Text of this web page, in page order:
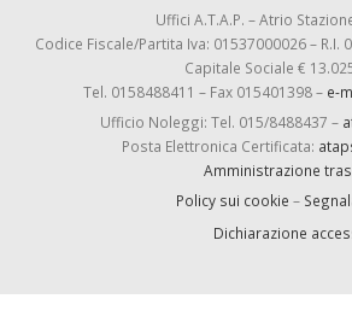
Uffici A.T.A.P. – Atrio
Codice Fiscale/Partita Iva: 01537000026 – R.I.
Capitale Sociale €
Tel. 0158488411 – Fax 015401398 – e-
Ufficio Noleggi: Tel. 015/8488437 –
Posta Elettronica Certificata:
Amministrazione
Policy sui cookie –
Dichiarazione